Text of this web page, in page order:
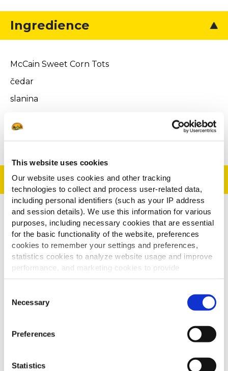
This website uses cookies
Our website uses cookies and other tracking
technologies to collect and process user-related data,
including personal identifiers (such as your IP address
and session details). We use this information for various
purposes, including necessary cookies that are essential
for the basic functionality of the website, preferences
cookies to remember your settings and preferences,
statistics cookies to analyze website usage and improve
performance, and marketing cookies to provide
personalized content and advertising.
By clicking 'Allow all cookies', you consent to the use of
all cookies. If you'd like to customize your preferences,
you can do so by clicking the options below and selecting
'Allow selection.'
To learn more about our cookies, click on "Show details."
You can withdraw or modify your consent at any time by
Selection
Necessary
Preferences
Statistics
Ingredience
McCain Sweet Corn Tots
čedar
slanina
papričky
Příprava
Na přípravu základu:
Sweet Corn Tots připravíme podle návodu na
obalu.
Slaninu nakrájíme na tenké proužky a opečeme.
Pikantní papričky nakrájíme.
2. Podávání: Horké Sweet Corn Tots přikryjeme